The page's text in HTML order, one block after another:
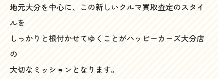
地元大分を中心に、この新しいクルマ買取査定のスタイ
ルを
しっかりと根付かせてゆくことがハッピーカーズ大分店
の
大切なミッションとなります。